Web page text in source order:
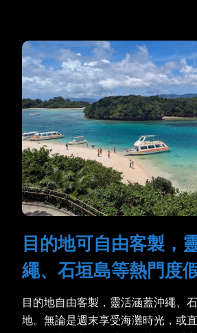
目的地可自由客製，
繩、石垣島等熱門度
目的地自由客製，靈活涵蓋沖繩、
地。無論是週末享受海灘時光，或